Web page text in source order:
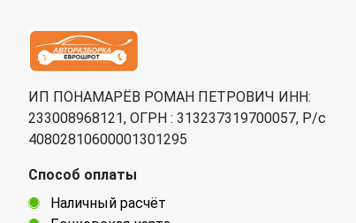
ИП ПОНАМАРЁВ РОМАН ПЕТРОВИЧ ИНН:
233008968121, ОГРН : 313237319700057, Р/c
40802810600001301295
Способ оплаты
Наличный расчёт